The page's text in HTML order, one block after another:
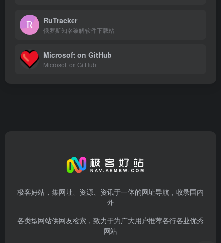
RuTracker
俄罗斯知名破解软件下载站
Microsoft on GitHub
Microsoft on GitHub
极客好站，集网址、资源、资讯于一体的网址导航，收录国内
外
各类型网站供网友检索，致力于为广大用户推荐各行各业优秀
网站